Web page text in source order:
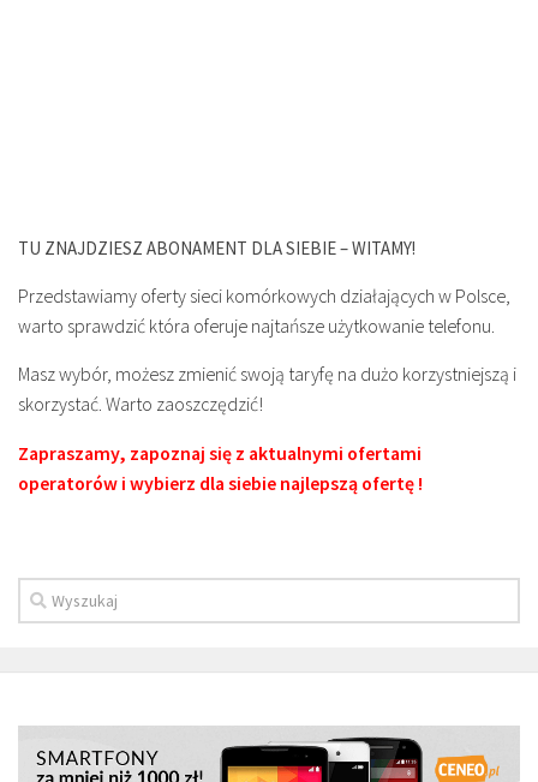
TU ZNAJDZIESZ ABONAMENT DLA SIEBIE – WITAMY!
Przedstawiamy oferty sieci komórkowych działających w Polsce,
warto sprawdzić która oferuje najtańsze użytkowanie telefonu.
Masz wybór, możesz zmienić swoją taryfę na dużo korzystniejszą i
skorzystać. Warto zaoszczędzić!
Zapraszamy, zapoznaj się z aktualnymi ofertami
operatorów i wybierz dla siebie najlepszą ofertę !